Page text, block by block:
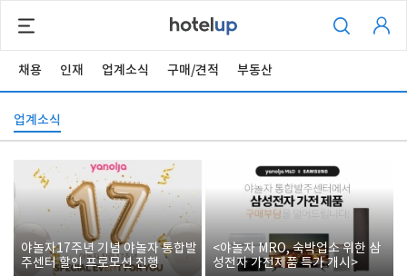
채용 인재 업계소식 구매/견적 부동산
업계소식
야놀자17주년 기념 야놀자 통합발
주센터 할인 프로모션 진행
<야놀자 MRO, 숙박업소 위한 삼
성전자 가전제품 특가 개시>